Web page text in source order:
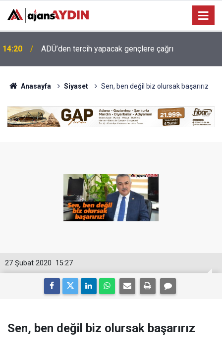
13:34 Koçarlı’ya 4,2 milyonluk içme suyu yatırımı
Anasayfa Siyaset Sen, ben değil biz olursak başarırız
15:27
27 Şubat 2020
Sen, ben değil biz olursak başarırız